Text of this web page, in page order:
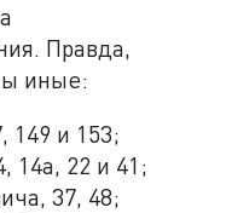
Правда,
иные:
149 и 153;
14а, 22 и 41;
37, 48;